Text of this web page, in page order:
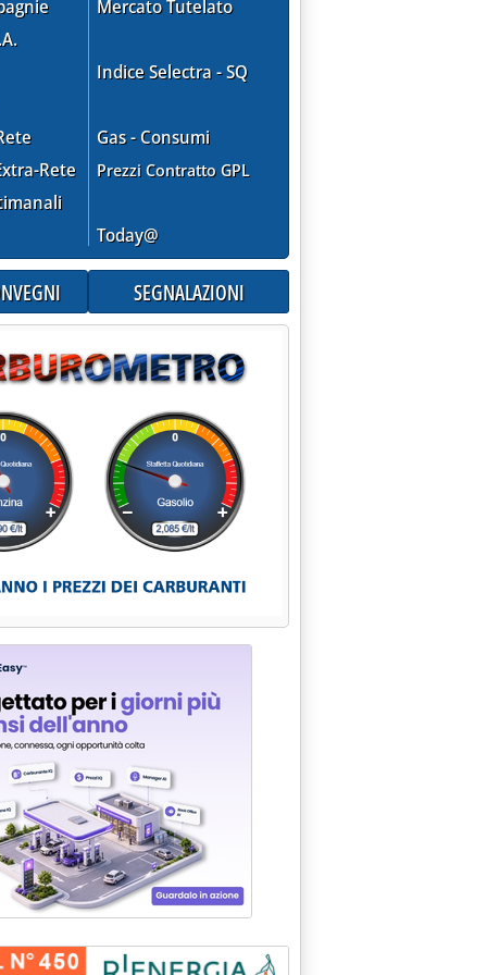
Rete
Mercato Tutelato
Indice Selectra - SQ
Gas - Consumi
Prezzi Contratto GPL
Today@
SEGNALAZIONI